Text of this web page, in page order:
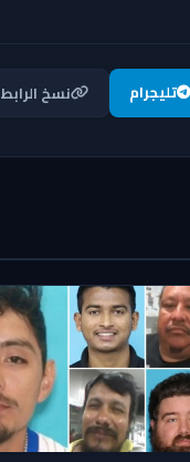
تليجرام نسخ الرابط